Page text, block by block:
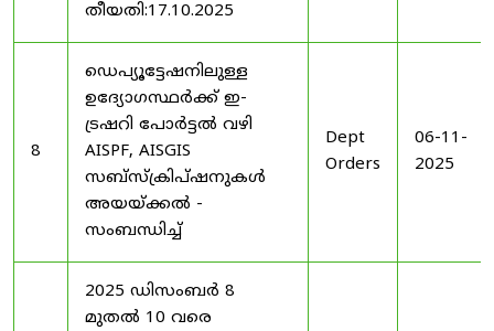
തീയതി:17.10.2025
8
ഡെപ്യൂട്ടേഷനിലുള്ള
ഉദ്യോഗസ്ഥർക്ക് ഇ-
ട്രഷറി പോർട്ടൽ വഴി
AISPF, AISGIS
സബ്‌സ്‌ക്രിപ്‌ഷനുകൾ
അയയ്ക്കൽ -
സംബന്ധിച്ച്
Dept
Orders
06-11-
2025
2025 ഡിസംബർ 8
മുതൽ 10 വരെ